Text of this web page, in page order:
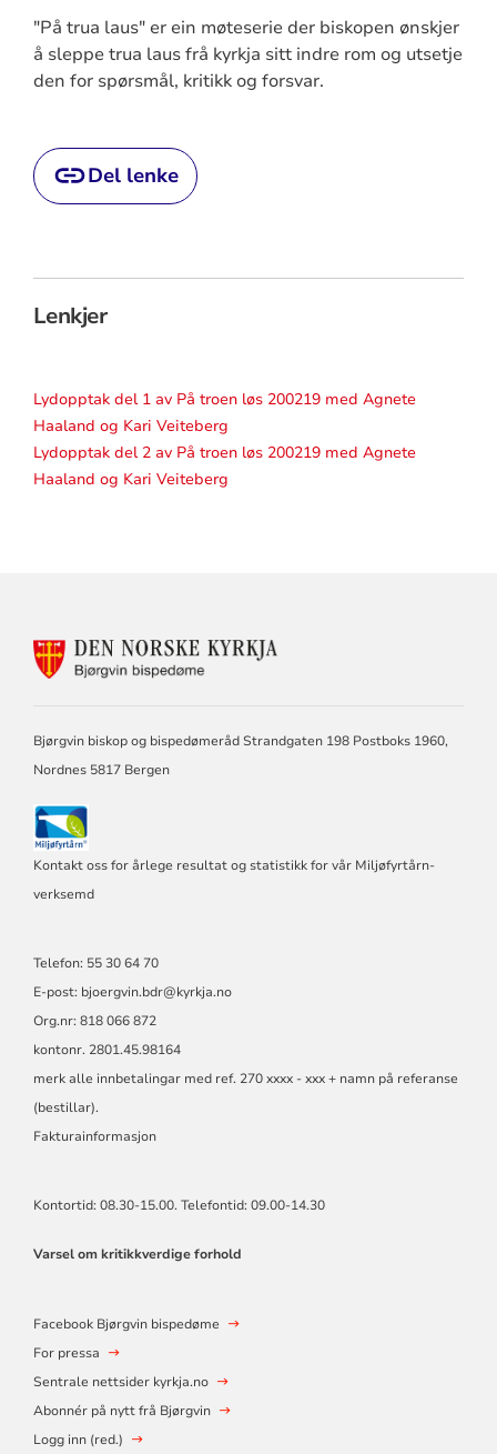
"På trua laus" er ein møteserie der biskopen ønskjer
å sleppe trua laus frå kyrkja sitt indre rom og utsetje
den for spørsmål, kritikk og forsvar.
Del lenke
Lenkjer
Lydopptak del 1 av På troen løs 200219 med Agnete
Haaland og Kari Veiteberg
Lydopptak del 2 av På troen løs 200219 med Agnete
Haaland og Kari Veiteberg
KONTAKTINFORMASJON
Bjørgvin biskop og bispedømeråd Strandgaten 198 Postboks 1960,
Nordnes 5817 Bergen
Kontakt oss for årlege resultat og statistikk for vår Miljøfyrtårn-
verksemd
Telefon: 55 30 64 70
E-post: bjoergvin.bdr@kyrkja.no
Org.nr: 818 066 872
kontonr. 2801.45.98164
merk alle innbetalingar med ref. 270 xxxx - xxx + namn på referanse
(bestillar).
Fakturainformasjon
Kontortid: 08.30-15.00. Telefontid: 09.00-14.30
Varsel om kritikkverdige forhold
Facebook Bjørgvin bispedøme
For pressa
Sentrale nettsider kyrkja.no
Abonnér på nytt frå Bjørgvin
Logg inn (red.)